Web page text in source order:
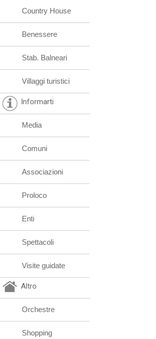
Country House
Benessere
Stab. Balneari
Villaggi turistici
Informarti
Media
Comuni
Associazioni
Proloco
Enti
Spettacoli
Visite guidate
Altro
Orchestre
Shopping